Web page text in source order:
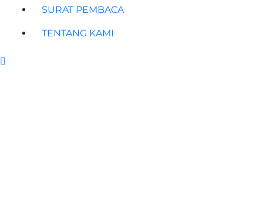
SURAT PEMBACA
TENTANG KAMI